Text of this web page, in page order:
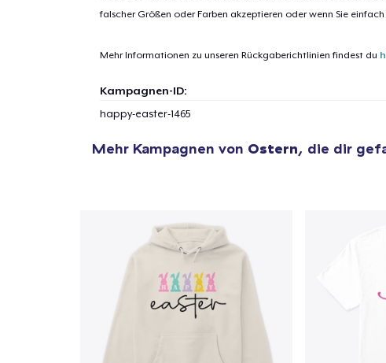
falscher Größen oder Farben akzeptieren oder wenn Sie
Mehr Informationen zu unseren Rückgaberichtlinien findest du
Kampagnen-ID:
happy-easter-1465
Mehr Kampagnen von Ostern, die dir
Next